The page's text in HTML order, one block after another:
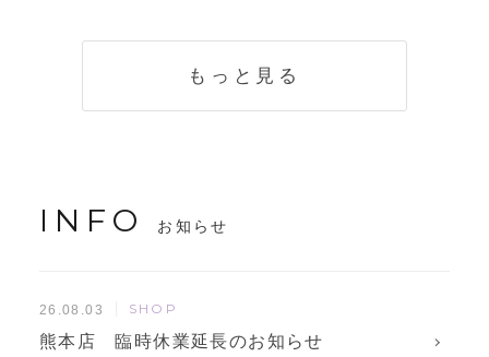
もっと見る
INFO お知らせ
26.08.03 SHOP
熊本店 臨時休業延長のお知らせ